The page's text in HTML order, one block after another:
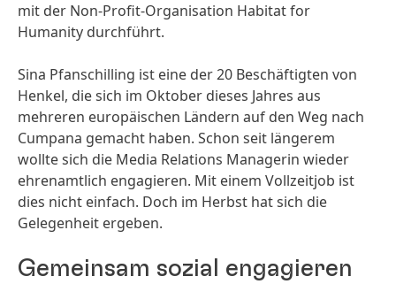
mit der Non-Profit-Organisation Habitat for
Humanity durchführt.
Sina Pfanschilling ist eine der 20 Beschäftigten von
Henkel, die sich im Oktober dieses Jahres aus
mehreren europäischen Ländern auf den Weg nach
Cumpana gemacht haben. Schon seit längerem
wollte sich die Media Relations Managerin wieder
ehrenamtlich engagieren. Mit einem Vollzeitjob ist
dies nicht einfach. Doch im Herbst hat sich die
Gelegenheit ergeben.
Gemeinsam sozial engagieren